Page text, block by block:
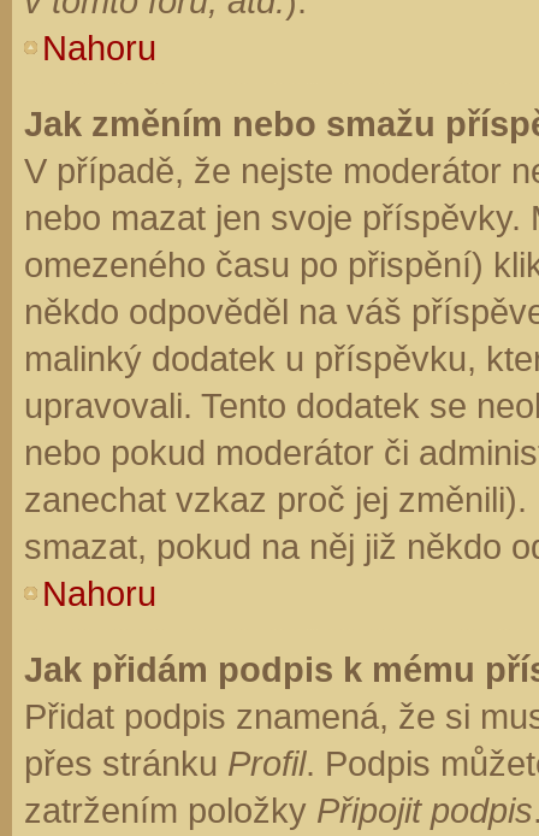
Nahoru
Jak změním nebo smažu
V případě, že nejste moderátor
nebo mazat jen svoje
omezeného času po přispění)
někdo odpověděl na váš
malinký dodatek u příspěvku,
upravovali. Tento dodatek se
nebo pokud moderátor či
zanechat vzkaz proč jej
smazat, pokud na něj již někdo
Nahoru
Jak přidám podpis k mému
Přidat podpis znamená, že si
přes stránku Profil. Podpis
zatržením položky Připojit podpis